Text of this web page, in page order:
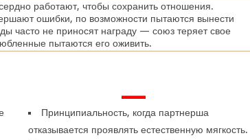
работают, чтобы сохранить отношения.
ошибки, по возможности пытаются вынести
часто не приносят награду — союз теряет свое
пытаются его оживить.
—
Принципиальность, когда партнерша
отказывается проявлять естественную мягкость.